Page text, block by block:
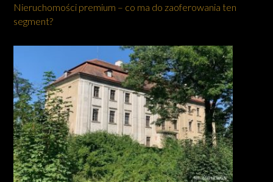
Nieruchomości premium – co ma do zaoferowania ten
segment?